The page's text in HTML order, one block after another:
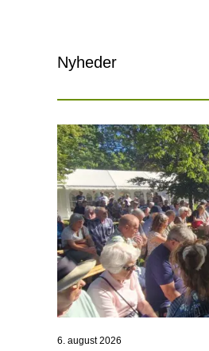
Nyheder
6. august 2026